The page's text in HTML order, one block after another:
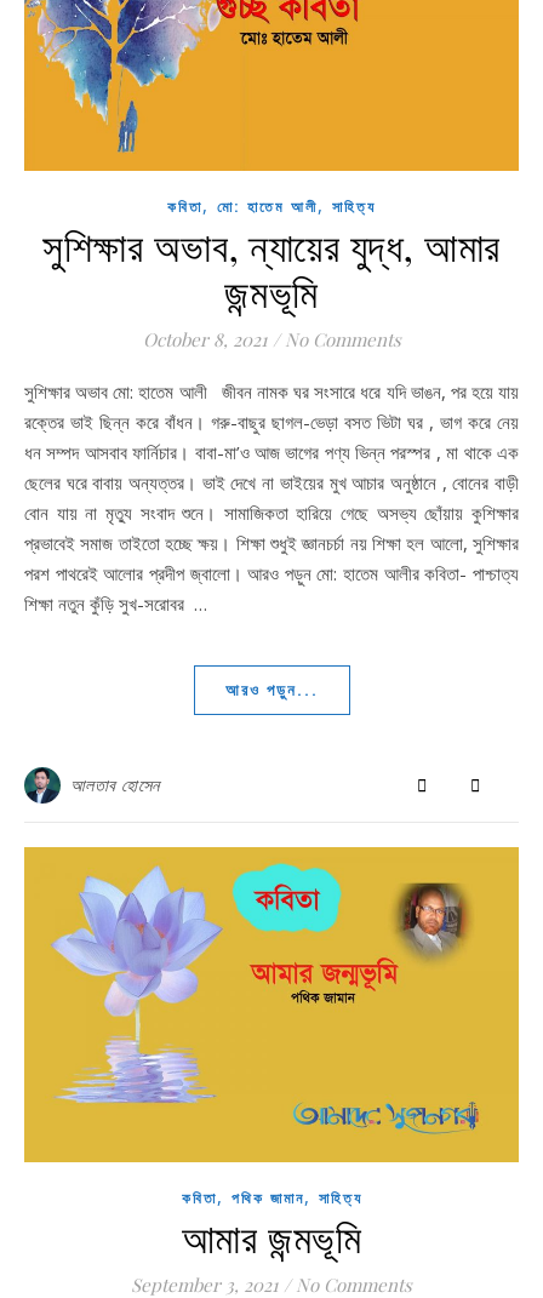
কবিতা, মো: হাতেম আলী, সাহিত্য
সুশিক্ষার অভাব, ন্যায়ের যুদ্ধ, আমার
জন্মভূমি
October 8, 2021 / No Comments
সুশিক্ষার অভাব মো: হাতেম আলী জীবন নামক ঘর সংসারে ধরে যদি ভাঙন, পর হয়ে যায়
রক্তের ভাই ছিন্ন করে বাঁধন। গরু-বাছুর ছাগল-ভেড়া বসত ভিটা ঘর , ভাগ করে নেয়
ধন সম্পদ আসবাব ফার্নিচার। বাবা-মা’ও আজ ভাগের পণ্য ভিন্ন পরস্পর , মা থাকে এক
ছেলের ঘরে বাবায় অন্যত্তর। ভাই দেখে না ভাইয়ের মুখ আচার অনুষ্ঠানে , বোনের বাড়ী
বোন যায় না মৃত্যু সংবাদ শুনে। সামাজিকতা হারিয়ে গেছে অসভ্য ছোঁয়ায় কুশিক্ষার
প্রভাবেই সমাজ তাইতো হচ্ছে ক্ষয়। শিক্ষা শুধুই জ্ঞানচর্চা নয় শিক্ষা হল আলো, সুশিক্ষার
পরশ পাথরেই আলোর প্রদীপ জ্বালো। আরও পড়ুন মো: হাতেম আলীর কবিতা- পাশ্চাত্য
শিক্ষা নতুন কুঁড়ি সুখ-সরোবর …
আরও পড়ুন...
আলতাব হোসেন
কবিতা, পথিক জামান, সাহিত্য
আমার জন্মভূমি
September 3, 2021 / No Comments